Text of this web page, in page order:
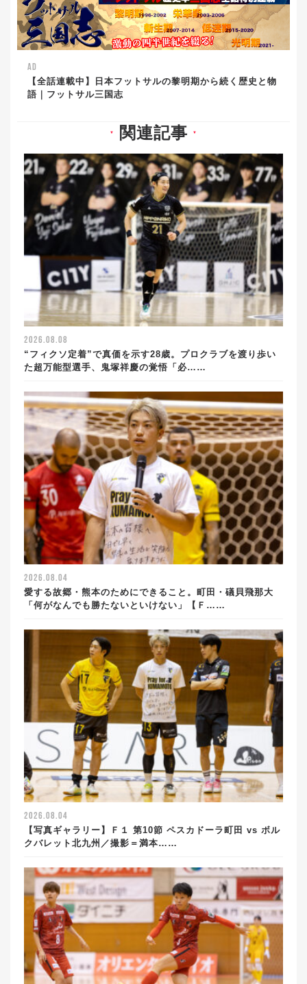
AD
【全話連載中】日本フットサルの黎明期から続く歴史と物
語｜フットサル三国志
▼ 関連記事 ▼
2026.08.08
“フィクソ定着”で真価を示す28歳。プロクラブを渡り歩い
た超万能型選手、鬼塚祥慶の覚悟「必……
2026.08.04
愛する故郷・熊本のためにできること。町田・礒貝飛那大
「何がなんでも勝たないといけない」【Ｆ……
2026.08.04
【写真ギャラリー】Ｆ１ 第10節 ペスカドーラ町田 vs ボル
クバレット北九州／撮影＝満本……